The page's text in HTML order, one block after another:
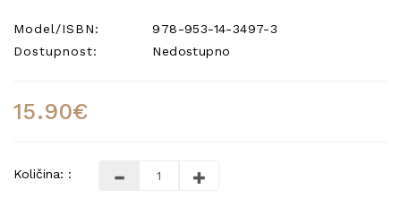
Model/ISBN:
978-953-14-3497-3
Dostupnost:
Nedostupno
15.90€
Količina: :